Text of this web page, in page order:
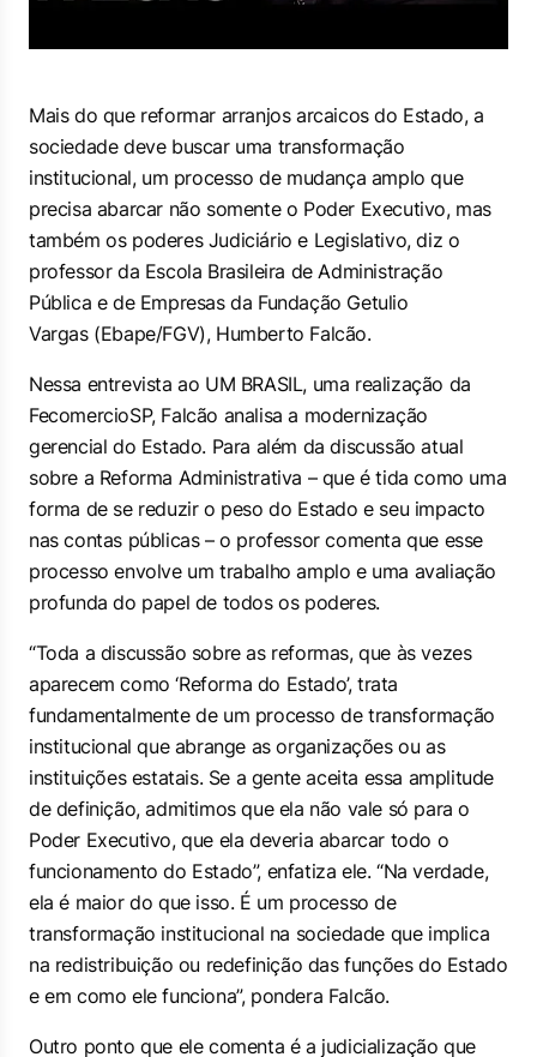
Mais do que reformar arranjos arcaicos do Estado, a
sociedade deve buscar uma transformação
institucional, um processo de mudança amplo que
precisa abarcar não somente o Poder Executivo, mas
também os poderes Judiciário e Legislativo, diz o
professor da Escola Brasileira de Administração
Pública e de Empresas da Fundação Getulio
Vargas (Ebape/FGV), Humberto Falcão.
Nessa entrevista ao UM BRASIL, uma realização da
FecomercioSP, Falcão analisa a modernização
gerencial do Estado. Para além da discussão atual
sobre a Reforma Administrativa – que é tida como uma
forma de se reduzir o peso do Estado e seu impacto
nas contas públicas – o professor comenta que esse
processo envolve um trabalho amplo e uma avaliação
profunda do papel de todos os poderes.
“Toda a discussão sobre as reformas, que às vezes
aparecem como ‘Reforma do Estado’, trata
fundamentalmente de um processo de transformação
institucional que abrange as organizações ou as
instituições estatais. Se a gente aceita essa amplitude
de definição, admitimos que ela não vale só para o
Poder Executivo, que ela deveria abarcar todo o
funcionamento do Estado”, enfatiza ele. “Na verdade,
ela é maior do que isso. É um processo de
transformação institucional na sociedade que implica
na redistribuição ou redefinição das funções do Estado
e em como ele funciona”, pondera Falcão.
Outro ponto que ele comenta é a judicialização que